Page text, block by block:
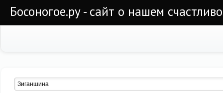
Босоногое.ру - сайт о нашем